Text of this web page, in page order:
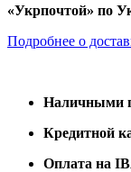
«Укрпочтой» по
Подробнее о
Наличными
Кредитной
Оплата на